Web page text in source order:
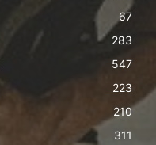
67
283
547
223
210
311